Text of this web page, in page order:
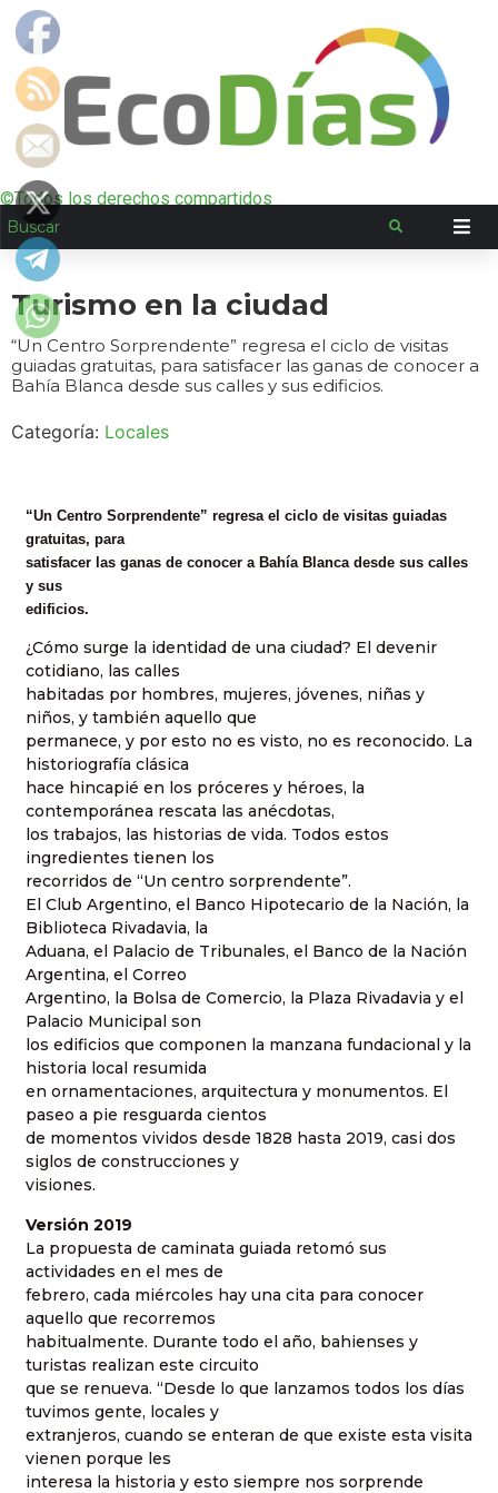
©Todos los derechos compartidos
Turismo en la ciudad
“Un Centro Sorprendente” regresa el ciclo de visitas
guiadas gratuitas, para satisfacer las ganas de conocer a
Bahía Blanca desde sus calles y sus edificios.
Categoría: Locales
“Un Centro Sorprendente” regresa el ciclo de visitas guiadas
gratuitas, para
satisfacer las ganas de conocer a Bahía Blanca desde sus calles
y sus
edificios.
¿Cómo surge la identidad de una ciudad? El devenir
cotidiano, las calles
habitadas por hombres, mujeres, jóvenes, niñas y
niños, y también aquello que
permanece, y por esto no es visto, no es reconocido. La
historiografía clásica
hace hincapié en los próceres y héroes, la
contemporánea rescata las anécdotas,
los trabajos, las historias de vida. Todos estos
ingredientes tienen los
recorridos de “Un centro sorprendente”.
El Club Argentino, el Banco Hipotecario de la Nación, la
Biblioteca Rivadavia, la
Aduana, el Palacio de Tribunales, el Banco de la Nación
Argentina, el Correo
Argentino, la Bolsa de Comercio, la Plaza Rivadavia y el
Palacio Municipal son
los edificios que componen la manzana fundacional y la
historia local resumida
en ornamentaciones, arquitectura y monumentos. El
paseo a pie resguarda cientos
de momentos vividos desde 1828 hasta 2019, casi dos
siglos de construcciones y
visiones.
Versión 2019
La propuesta de caminata guiada retomó sus
actividades en el mes de
febrero, cada miércoles hay una cita para conocer
aquello que recorremos
habitualmente. Durante todo el año, bahienses y
turistas realizan este circuito
que se renueva. “Desde lo que lanzamos todos los días
tuvimos gente, locales y
extranjeros, cuando se enteran de que existe esta visita
vienen porque les
interesa la historia y esto siempre nos sorprende